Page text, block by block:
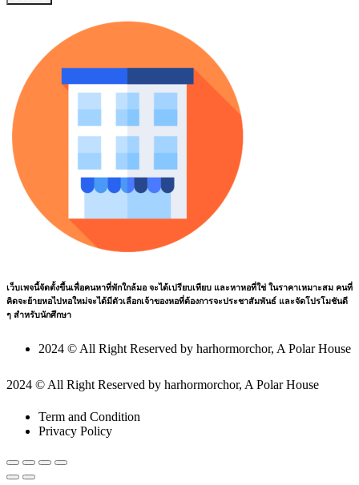
เว็บเพจนี้จัดตั้งขึ้นเพื่อคนหาที่พักใกล้มอ จะได้เปรียบเทียบ และหาหอที่ใช่ ในราคาเหมาะสม คนที่
คิดจะย้ายหอไปหอใหม่จะได้มีตัวเลือกเจ้าของหอที่ต้องการจะประชาสัมพันธ์ และจัดโปรโมชันดี
ๆ สำหรับนักศึกษา
2024 © All Right Reserved by harhormorchor, A Polar House
2024 © All Right Reserved by harhormorchor, A Polar House
Term and Condition
Privacy Policy